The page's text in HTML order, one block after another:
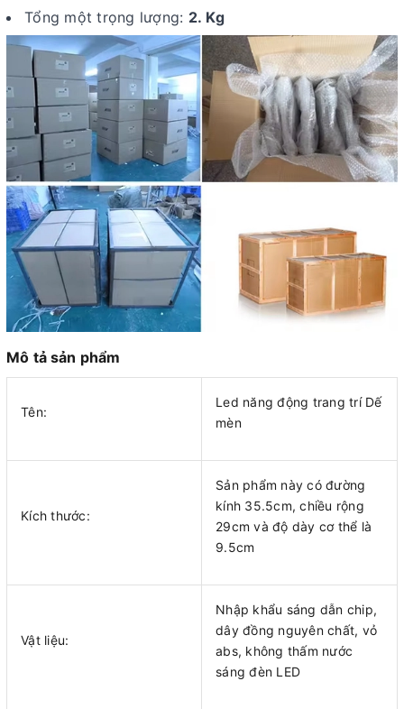
Tổng một trọng lượng: 2. Kg
Mô tả sản phẩm
Tên:
Led năng động trang trí Dế
mèn
Kích thước:
Sản phẩm này có đường
kính 35.5cm, chiều rộng
29cm và độ dày cơ thể là
9.5cm
Vật liệu:
Nhập khẩu sáng dẫn chip,
dây đồng nguyên chất, vỏ
abs, không thấm nước
sáng đèn LED